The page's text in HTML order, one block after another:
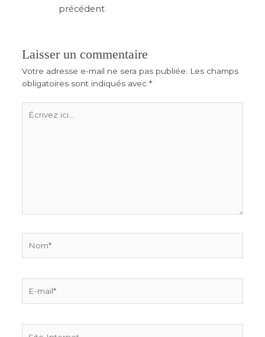
précédent
Laisser un commentaire
Votre adresse e-mail ne sera pas publiée.
Les champs
obligatoires sont indiqués avec *